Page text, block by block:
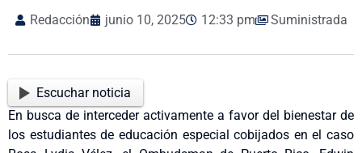
Redacción junio 10, 2025 12:33 pm Suministrada
Escuchar noticia
En busca de interceder activamente a favor del bienestar de
los estudiantes de educación especial cobijados en el caso